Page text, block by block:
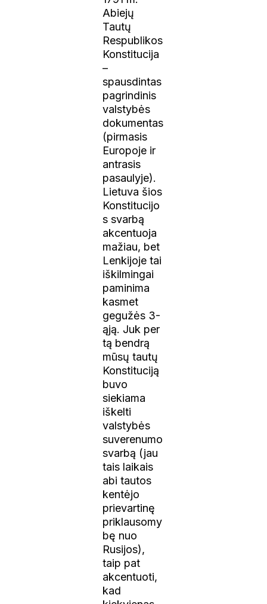
Abiejų
Tautų
Respublikos
Konstitucija
–
spausdintas
pagrindinis
valstybės
dokumentas
(pirmasis
Europoje ir
antrasis
pasaulyje).
Lietuva šios
Konstitucijo
s svarbą
akcentuoja
mažiau, bet
Lenkijoje tai
iškilmingai
paminima
kasmet
gegužės 3-
ąją. Juk per
tą bendrą
mūsų tautų
Konstituciją
buvo
siekiama
iškelti
valstybės
suverenumo
svarbą (jau
tais laikais
abi tautos
kentėjo
prievartinę
priklausomy
bę nuo
Rusijos),
taip pat
akcentuoti,
kad